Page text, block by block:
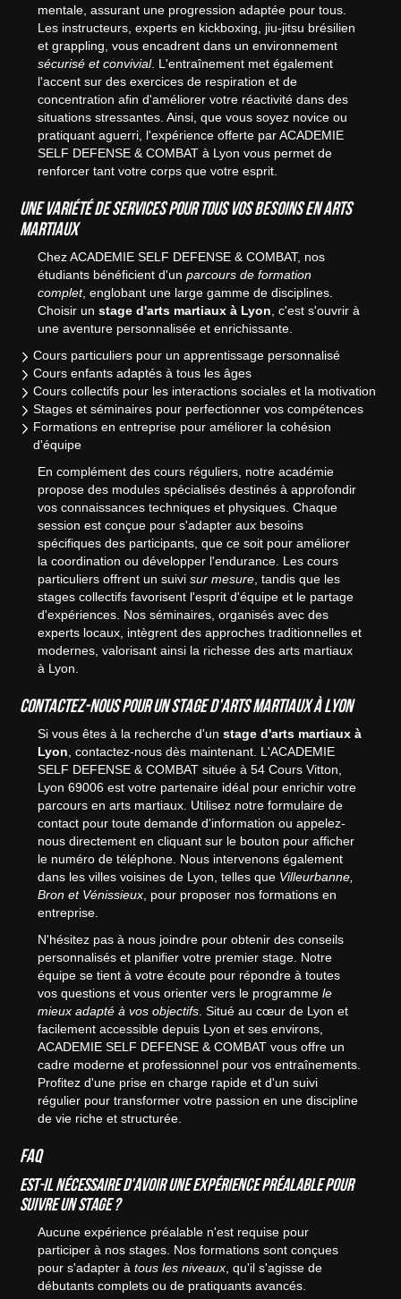
mentale, assurant une progression adaptée pour tous.
Les instructeurs, experts en kickboxing, jiu-jitsu brésilien
et grappling, vous encadrent dans un environnement
sécurisé et convivial. L'entraînement met également
l'accent sur des exercices de respiration et de
concentration afin d'améliorer votre réactivité dans des
situations stressantes. Ainsi, que vous soyez novice ou
pratiquant aguerri, l'expérience offerte par ACADEMIE
SELF DEFENSE & COMBAT à Lyon vous permet de
renforcer tant votre corps que votre esprit.
Une variété de services pour tous vos besoins en arts
martiaux
Chez ACADEMIE SELF DEFENSE & COMBAT, nos
étudiants bénéficient d'unparcours de formation
complet, englobant une large gamme de disciplines.
Choisir unstage d'arts martiaux à Lyon, c'est s'ouvrir à
une aventure personnalisée et enrichissante.
Cours particuliers pour un apprentissage personnalisé
Cours enfants adaptés à tous les âges
Cours collectifs pour les interactions sociales et la motivation
Stages et séminaires pour perfectionner vos compétences
Formations en entreprise pour améliorer la cohésion
d'équipe
En complément des cours réguliers, notre académie
propose des modules spécialisés destinés à approfondir
vos connaissances techniques et physiques. Chaque
session est conçue pour s'adapter aux besoins
spécifiques des participants, que ce soit pour améliorer
la coordination ou développer l'endurance. Les cours
particuliers offrent un suivisur mesure, tandis que les
stages collectifs favorisent l'esprit d'équipe et le partage
d'expériences. Nos séminaires, organisés avec des
experts locaux, intègrent des approches traditionnelles et
modernes, valorisant ainsi la richesse des arts martiaux
à Lyon.
Contactez-nous pour un stage d'arts martiaux à Lyon
Si vous êtes à la recherche d'unstage d'arts martiaux à
Lyon, contactez-nous dès maintenant. L'ACADEMIE
SELF DEFENSE & COMBAT située à 54 Cours Vitton,
Lyon 69006 est votre partenaire idéal pour enrichir votre
parcours en arts martiaux. Utilisez notre formulaire de
contact pour toute demande d'information ou appelez-
nous directement en cliquant sur le bouton pour afficher
le numéro de téléphone. Nous intervenons également
dans les villes voisines de Lyon, telles que Villeurbanne,
Bron et Vénissieux, pour proposer nos formations en
entreprise.
N'hésitez pas à nous joindre pour obtenir des conseils
personnalisés et planifier votre premier stage. Notre
équipe se tient à votre écoute pour répondre à toutes
vos questions et vous orienter vers le programmele
mieux adapté à vos objectifs. Situé au cœur de Lyon et
facilement accessible depuis Lyon et ses environs,
ACADEMIE SELF DEFENSE & COMBAT vous offre un
cadre moderne et professionnel pour vos entraînements.
Profitez d'une prise en charge rapide et d'un suivi
régulier pour transformer votre passion en une discipline
de vie riche et structurée.
FAQ
Est-il nécessaire d'avoir une expérience préalable pour
suivre un stage ?
Aucune expérience préalable n'est requise pour
participer à nos stages. Nos formations sont conçues
pour s'adapter àtous les niveaux, qu'il s'agisse de
débutants complets ou de pratiquants avancés.